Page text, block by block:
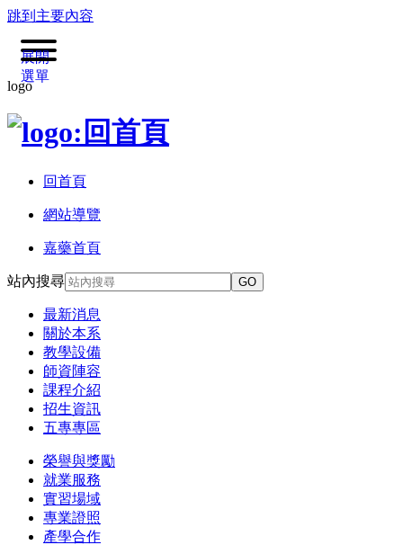
跳到主要內容
展開
選單
logo
回首頁
網站導覽
嘉藥首頁
站內搜尋 GO
最新消息
關於本系
教學設備
師資陣容
課程介紹
招生資訊
五專專區
榮譽與獎勵
就業服務
實習場域
專業證照
產學合作